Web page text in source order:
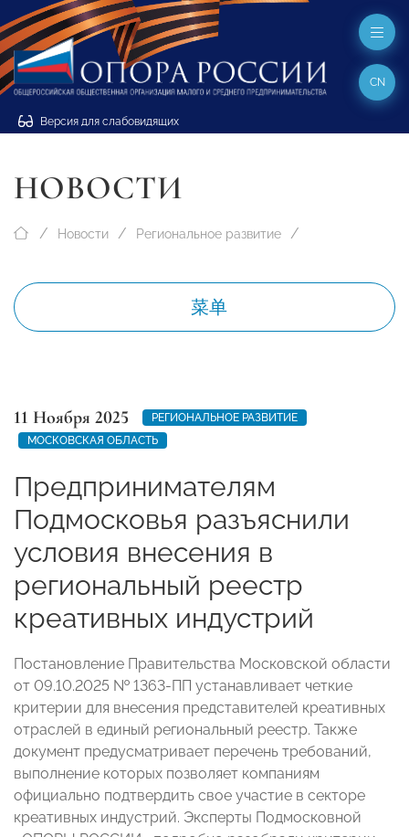
Версия для слабовидящих
CN
НОВОСТИ
Новости Региональное развитие
菜单
11 Ноября 2025
РЕГИОНАЛЬНОЕ РАЗВИТИЕ
МОСКОВСКАЯ ОБЛАСТЬ
Предпринимателям
Подмосковья разъяснили
условия внесения в
региональный реестр
креативных индустрий
Постановление Правительства Московской области
от 09.10.2025 № 1363-ПП устанавливает четкие
критерии для внесения представителей креативных
отраслей в единый региональный реестр. Также
документ предусматривает перечень требований,
выполнение которых позволяет компаниям
официально подтвердить свое участие в секторе
креативных индустрий. Эксперты Подмосковной